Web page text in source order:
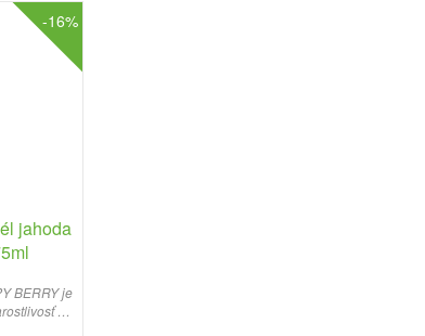
-16%
jahoda
BERRY je
o